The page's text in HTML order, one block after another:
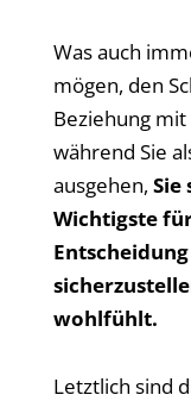
Was auch
mögen, den
Beziehung
während Sie
ausgehen, Sie
Wichtigste
wohlfühlt.
Letztlich sind